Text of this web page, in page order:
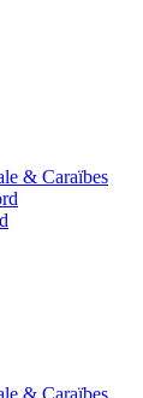
& Caraïbes
& Caraïbes